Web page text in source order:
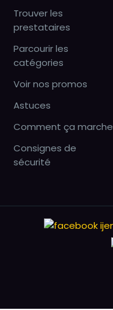
Trouver les
prestataires
Parcourir les
catégories
Voir nos promos
Astuces
Comment ça marche
Consignes de
sécurité